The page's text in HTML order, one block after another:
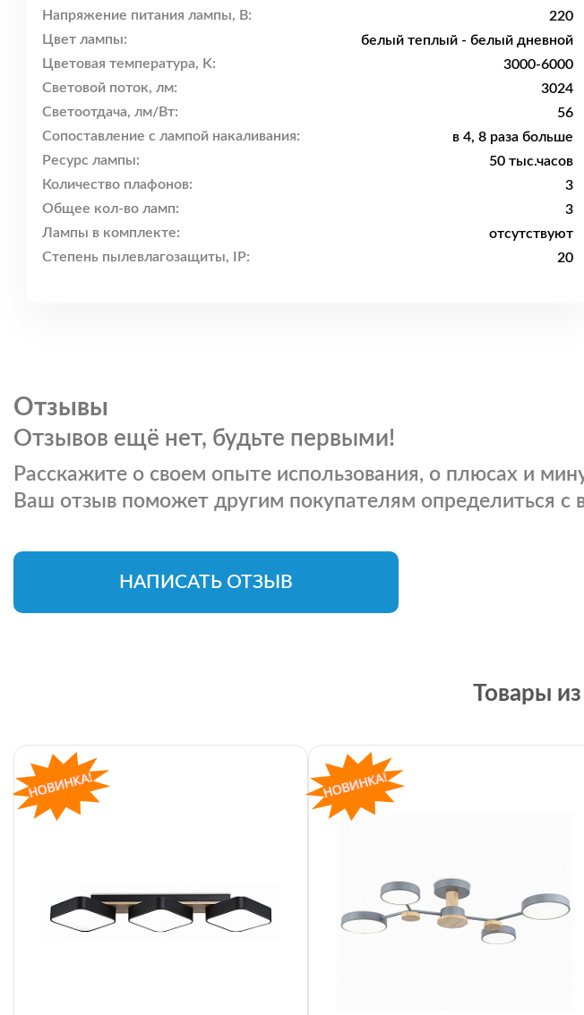
Напряжение питания лампы, В:
220
Цвет лампы:
белый теплый - белый дневной
Цветовая температура, K:
3000-6000
Световой поток, лм:
3024
Светоотдача, лм/Вт:
56
Сопоставление с лампой накаливания:
в 4, 8 раза больше
Ресурс лампы:
50 тыс.часов
Количество плафонов:
3
Общее кол-во ламп:
3
Лампы в комплекте:
отсутствуют
Степень пылевлагозащиты, IP:
20
Отзывы
Отзывов ещё нет, будьте первыми!
Расскажите о своем опыте использования, о плюсах и
Ваш отзыв поможет другим покупателям определиться с
НАПИСАТЬ ОТЗЫВ
Товары